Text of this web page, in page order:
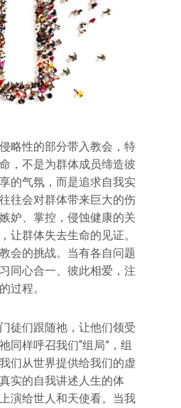
略性的部分带入教会，特
，不是为群体成员缔造彼
的气氛，而是追求自我实
往会对群体带来巨大的伤
妒、掌控，侵蚀健康的关
让群体失去生命的见证。
会的挑战。当有各自问题
同心合一、彼此相爱，注
过程。
徒们跟随祂，让他们领受
同样呼召我们“组局”，组
们从世界提供给我们的虚
实的自我讲述人生的体
演给世人和天使看。当我